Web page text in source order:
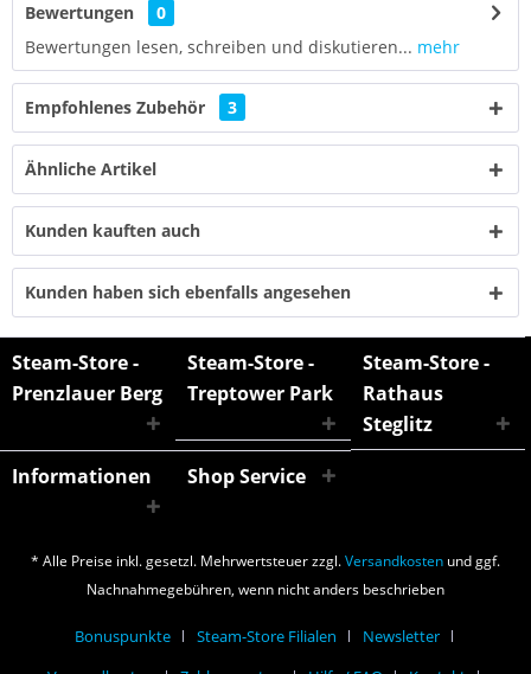
Bewertungen
0
Bewertungen lesen, schreiben und diskutieren... mehr
Empfohlenes Zubehör 3
Ähnliche Artikel
Kunden kauften auch
Kunden haben sich ebenfalls angesehen
Steam-Store -
Prenzlauer Berg
Steam-Store -
Treptower Park
Steam-Store -
Rathaus
Steglitz
Informationen
Shop Service
* Alle Preise inkl. gesetzl. Mehrwertsteuer zzgl.Versandkosten und ggf.
Nachnahmegebühren, wenn nicht anders beschrieben
Bonuspunkte Steam-Store Filialen
Newsletter